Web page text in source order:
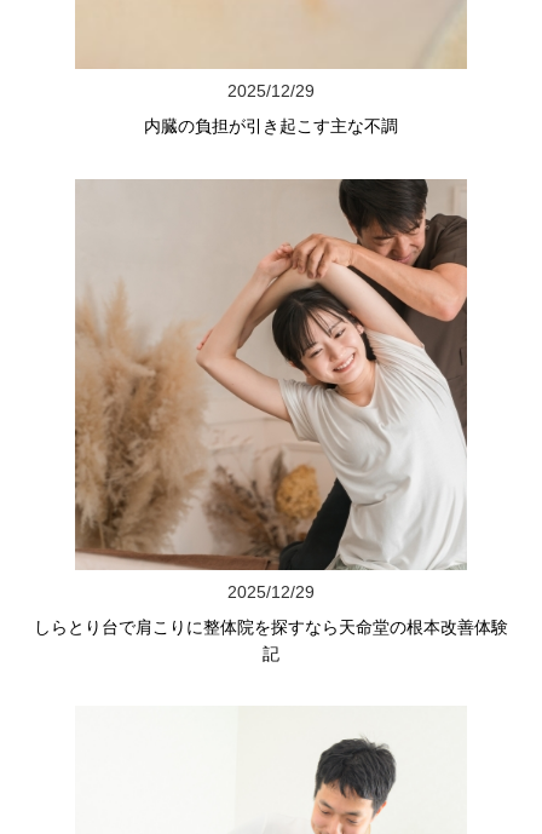
2025/12/29
内臓の負担が引き起こす主な不調
2025/12/29
しらとり台で肩こりに整体院を探すなら天命堂の根本改善体験
記